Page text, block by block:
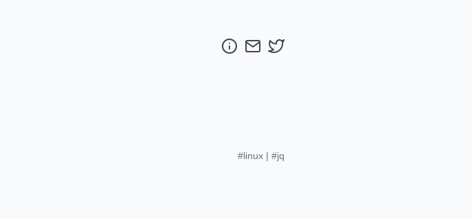
#linux | #jq